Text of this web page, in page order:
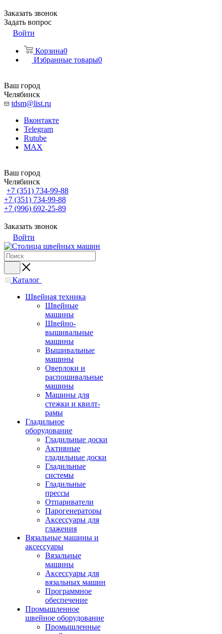
Заказать звонок
Задать вопрос
Войти
Корзина0
Избранные товары0
Ваш город
Челябинск
tdsm@list.ru
Вконтакте
Telegram
Rutube
MAX
Ваш город
Челябинск
+7 (351) 734-99-88
+7 (351) 734-99-88
+7 (996) 692-25-89
Заказать звонок
Войти
Каталог
Швейная техника
Швейные
машины
Швейно-
вышивальные
машины
Вышивальные
машины
Оверлоки и
распошивальные
машины
Машины для
стежки и квилт-
рамы
Гладильное
оборудование
Гладильные доски
Активные
гладильные доски
Гладильные
системы
Гладильные
прессы
Отпариватели
Парогенераторы
Аксессуары для
глажения
Вязальные машины и
аксессуары
Вязальные
машины
Аксессуары для
вязальных машин
Программное
обеспечение
Промышленное
швейное оборудование
Промышленные